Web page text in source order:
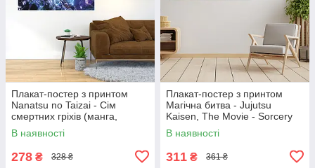
Плакат-постер з принтом
Nanatsu no Taizai - Сім
смертних гріхів (манга,
аніме)
В наявності
278 ₴ 328 ₴
Плакат-постер з принтом
Магічна битва - Jujutsu
Kaisen, The Movie - Sorcery
Fight - Оккоцу Юта - Ріка
Орімото 11
В наявності
311 ₴ 361 ₴